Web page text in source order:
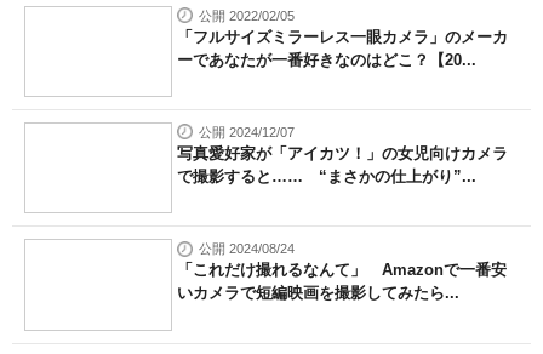
公開 2022/02/05
「フルサイズミラーレス一眼カメラ」のメーカ
ーであなたが一番好きなのはどこ？【20...
公開 2024/12/07
写真愛好家が「アイカツ！」の女児向けカメラ
で撮影すると…… “まさかの仕上がり”...
公開 2024/08/24
「これだけ撮れるなんて」 Amazonで一番安
いカメラで短編映画を撮影してみたら...